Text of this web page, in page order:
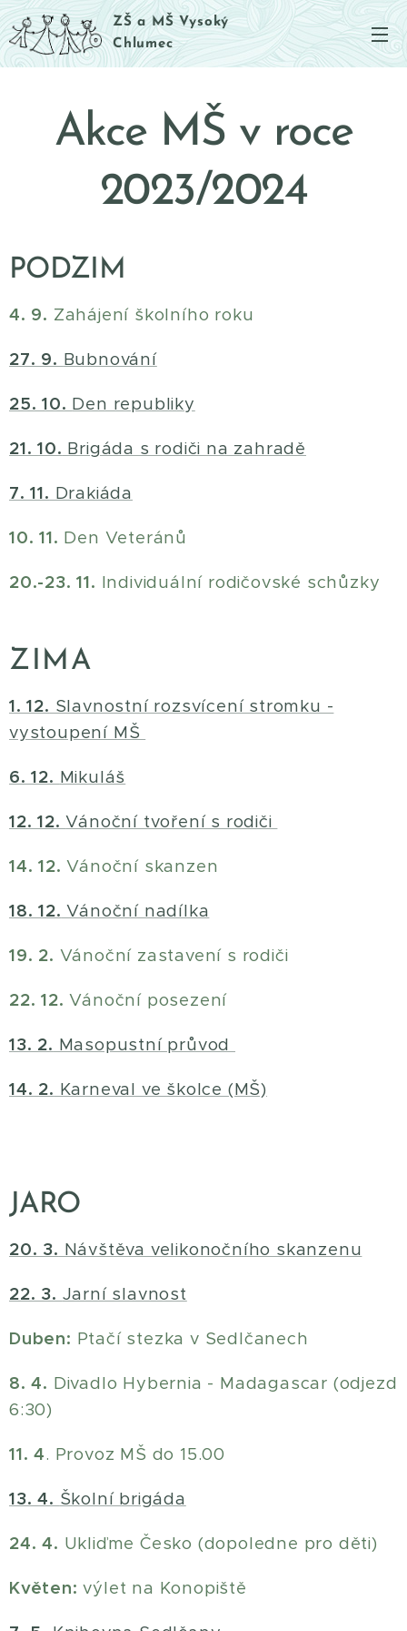
ZŠ a MŠ Vysoký
Chlumec
Akce MŠ v roce
2023/2024
PODZIM
4. 9. Zahájení školního roku
27. 9. Bubnování
25. 10. Den republiky
21. 10. Brigáda s rodiči na zahradě
7. 11. Drakiáda
10. 11. Den Veteránů
20.-23. 11. Individuální rodičovské schůzky
ZIMA
1. 12. Slavnostní rozsvícení stromku -
vystoupení MŠ
6. 12. Mikuláš
12. 12.Vánoční tvoření s rodiči
14. 12. Vánoční skanzen
18. 12. Vánoční nadílka
19. 2. Vánoční zastavení s rodiči
22. 12. Vánoční posezení
13. 2. Masopustní průvod
14. 2. Karneval ve školce (MŠ)
JARO
20. 3. Návštěva velikonočního skanzenu
22. 3. Jarní slavnost
Duben: Ptačí stezka v Sedlčanech
8. 4. Divadlo Hybernia - Madagascar (odjezd
6:30)
11. 4. Provoz MŠ do 15.00
13. 4. Školní brigáda
24. 4. Ukliďme Česko (dopoledne pro děti)
Květen: výlet na Konopiště